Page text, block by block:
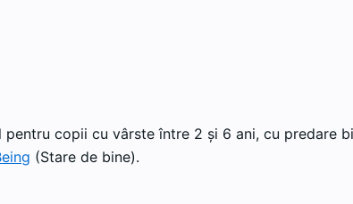
copii cu vârste între 2 și 6 ani, cu predare
(Stare de bine).